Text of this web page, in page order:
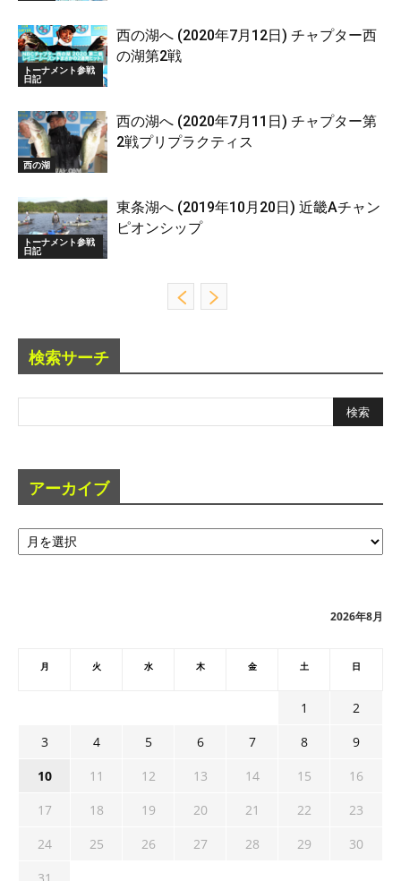
トーナメント参戦
日記
西の湖へ (2020年7月12日) チャプター西
の湖第2戦
西の湖
西の湖へ (2020年7月11日) チャプター第
2戦プリプラクティス
トーナメント参戦
日記
東条湖へ (2019年10月20日) 近畿Aチャン
ピオンシップ
検索サーチ
アーカイブ
ア
ー
2026年8月
月 火 水 木 金 土 日
1
2
3
4 5 6 7 8
9
10
11 12 13 14 15
16
17
18 19 20 21 22
23
24
25 26 27 28 29
30